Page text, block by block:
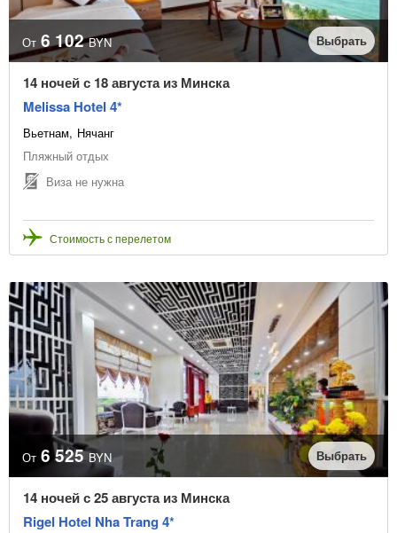
От 6 102 BYN Выбрать
14 ночей с 18 августа из Минска
Melissa Hotel 4*
Вьетнам Нячанг
Пляжный отдых
Виза не нужна
Стоимость с перелетом
От 6 525 BYN Выбрать
14 ночей с 25 августа из Минска
Rigel Hotel Nha Trang 4*